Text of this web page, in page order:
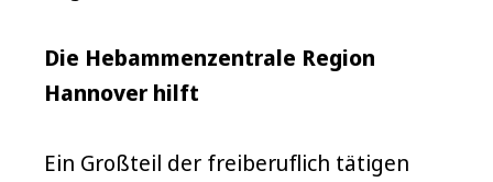
Die Hebammenzentrale Region
Hannover hilft
Ein Großteil der freiberuflich tätigen